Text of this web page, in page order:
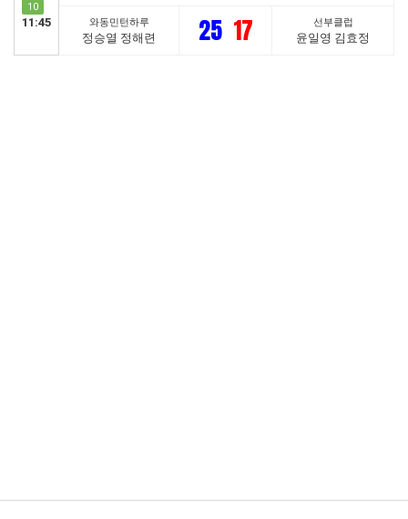
10
11:45 와동민턴하루
정승열 정해련 25 17 선부클럽
윤일영 김효정